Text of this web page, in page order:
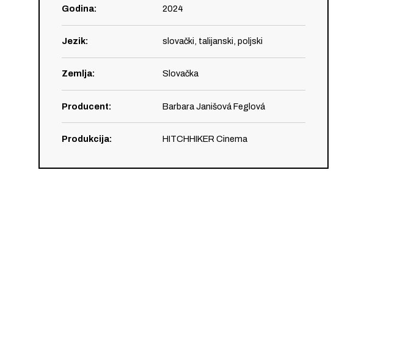
Godina: 2024
Jezik: slovački, talijanski, poljski
Zemlja: Slovačka
Producent: Barbara Janišová Feglová
Produkcija: HITCHHIKER Cinema